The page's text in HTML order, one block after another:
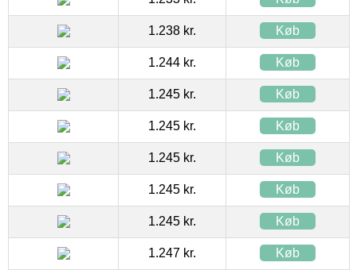
1.238 kr. Køb
1.244 kr. Køb
1.245 kr. Køb
1.245 kr. Køb
1.245 kr. Køb
1.245 kr. Køb
1.245 kr. Køb
1.247 kr. Køb